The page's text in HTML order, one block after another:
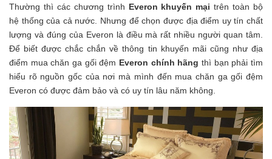
Thường thì các chương trình Everon khuyến mại trên toàn bộ
hệ thống của cả nước. Nhưng để chọn được địa điểm uy tín chất
lượng và đúng của Everon là điều mà rất nhiều người quan tâm.
Để biết được chắc chắn về thông tin khuyến mãi cũng như địa
điểm mua chăn ga gối đệm Everon chính hãng thì bạn phải tìm
hiểu rõ nguồn gốc của nơi mà mình đến mua chăn ga gối đệm
Everon có được đảm bảo và có uy tín lâu năm không.